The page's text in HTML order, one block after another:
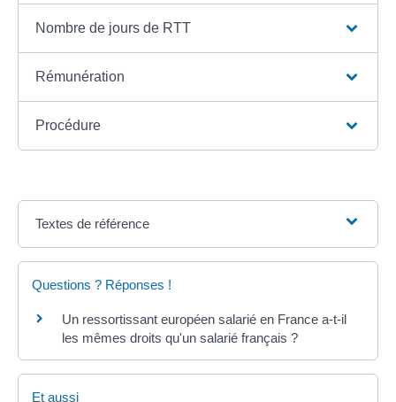
Nombre de jours de RTT
Rémunération
Procédure
Textes de référence
Questions ? Réponses !
Un ressortissant européen salarié en France a-t-il
les mêmes droits qu'un salarié français ?
Et aussi